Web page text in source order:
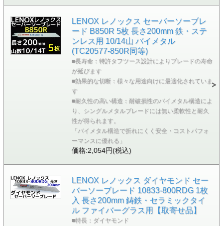
LENOX レノックス セーバーソーブレ
ード B850R 5枚 長さ200mm 鉄・ステ
ンレス用 10/14山 バイメタル
(TC20577-850R同等)
■長寿命：特許タフツース設計によりブレードの寿命
が延びます
■効果的な切断：様々な用途向けに最適化されていま
す
■耐久性の高い構造：耐破損性のバイメタル構造によ
り、シングルメタルブレードには無い柔軟性と耐久
性が得られます。
「バイメタル構造で折れにくく安全・コストパフォ
ーマンスに優れる」
価格:2,054円(税込)
LENOX レノックス ダイヤモンド セー
バーソーブレード 10833-800RDG 1枚
入 長さ200mm 鋳鉄・セラミックタイ
ル ファイバーグラス用【取寄せ品】
■特長：ダイヤモンド